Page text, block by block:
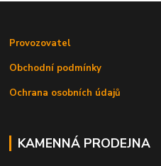
Provozovatel
Obchodní podmínky
Ochrana osobních údajů
KAMENNÁ PRODEJNA